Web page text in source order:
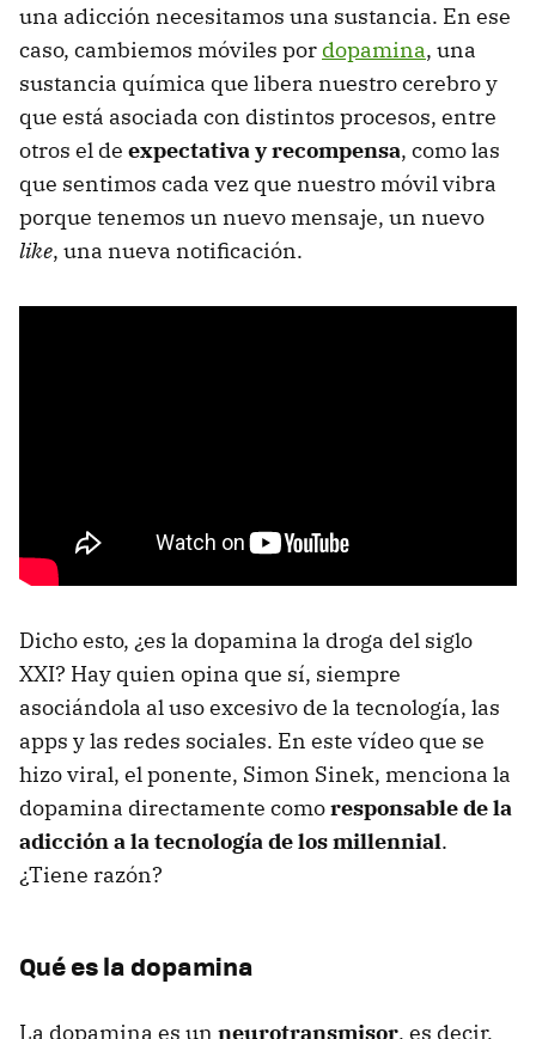
una adicción necesitamos una sustancia. En ese
caso, cambiemos móviles por dopamina, una
sustancia química que libera nuestro cerebro y
que está asociada con distintos procesos, entre
otros el de expectativa y recompensa, como las
que sentimos cada vez que nuestro móvil vibra
porque tenemos un nuevo mensaje, un nuevo
like, una nueva notificación.
Dicho esto, ¿es la dopamina la droga del siglo
XXI? Hay quien opina que sí, siempre
asociándola al uso excesivo de la tecnología, las
apps y las redes sociales. En este vídeo que se
hizo viral, el ponente, Simon Sinek, menciona la
dopamina directamente comoresponsable de la
adicción a la tecnología de los millennial.
¿Tiene razón?
Qué es la dopamina
La dopamina es un neurotransmisor, es decir,